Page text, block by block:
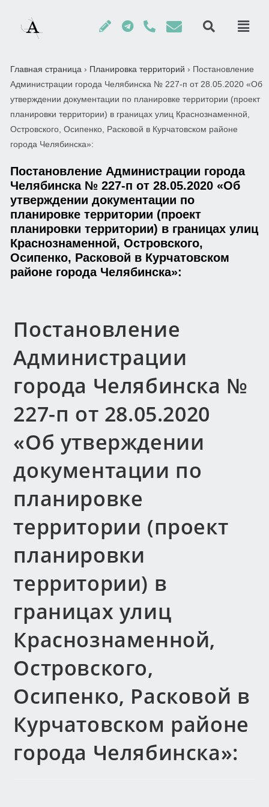
Главная страница › Планировка территорий › Постановление
Администрации города Челябинска № 227-п от 28.05.2020 «Об
утверждении документации по планировке территории (проект
планировки территории) в границах улиц Краснознаменной,
Островского, Осипенко, Расковой в Курчатовском районе
города Челябинска»:
Постановление Администрации города
Челябинска № 227-п от 28.05.2020 «Об
утверждении документации по
планировке территории (проект
планировки территории) в границах улиц
Краснознаменной, Островского,
Осипенко, Расковой в Курчатовском
районе города Челябинска»:
Постановление
Администрации
города Челябинска №
227-п от 28.05.2020
«Об утверждении
документации по
планировке
территории (проект
планировки
территории) в
границах улиц
Краснознаменной,
Островского,
Осипенко, Расковой в
Курчатовском районе
города Челябинска»: